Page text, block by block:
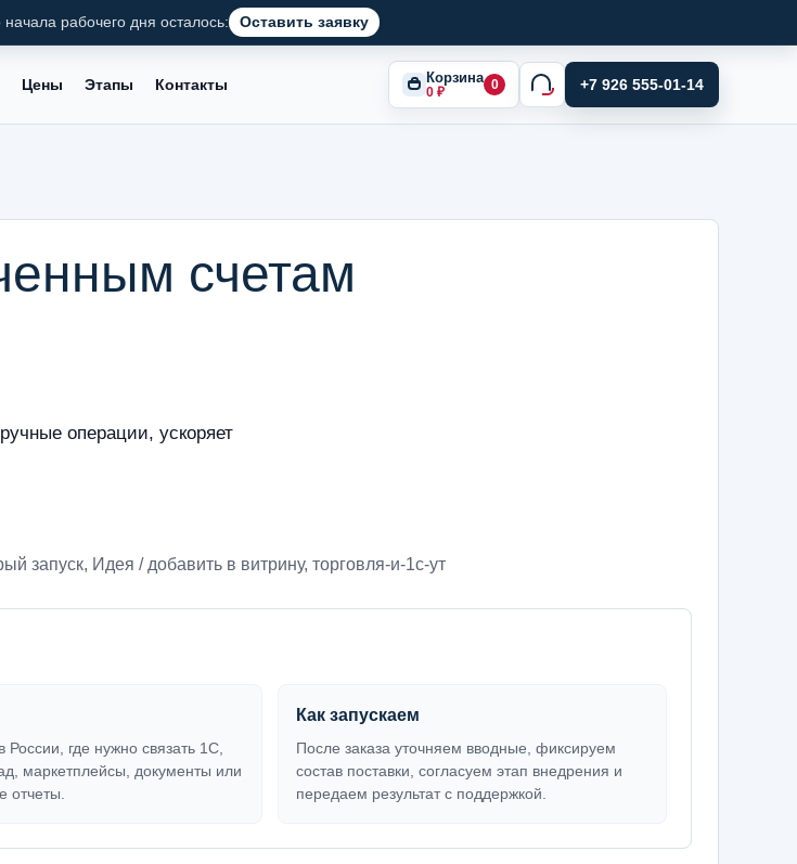
начала рабочего дня осталось: Оставить заявку
Цены Этапы Контакты Корзина
0 ₽ 0 +7 926 555-01-14
счетам
операции, ускоряет
запуск, Идея / добавить в витрину, торговля-и-1с-ут
где нужно связать 1С,
маркетплейсы, документы или
отчеты.
Как запускаем
После заказа уточняем вводные, фиксируем
состав поставки, согласуем этап внедрения и
передаем результат с поддержкой.